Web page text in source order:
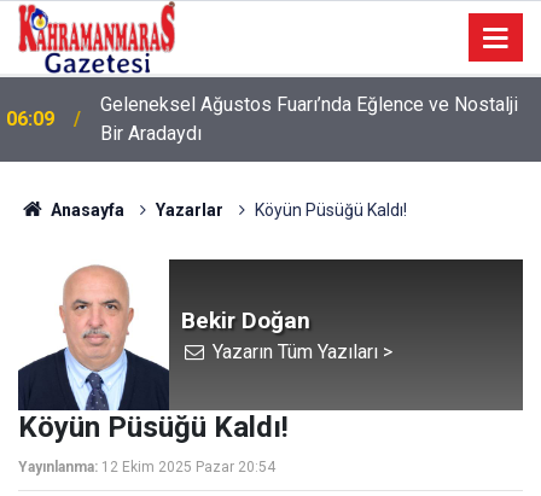
06:09
Geleneksel Ağustos Fuarı’nda Eğlence ve Nostalji
Bir Aradaydı
Anasayfa Yazarlar Köyün Püsüğü Kaldı!
Bekir Doğan
Yazarın Tüm Yazıları >
Köyün Püsüğü Kaldı!
Yayınlanma: 12 Ekim 2025 Pazar 20:54